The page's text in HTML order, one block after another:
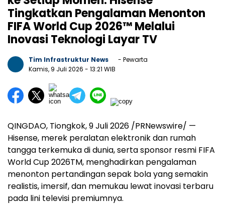
Tingkatkan Pengalaman Menonton
FIFA World Cup 2026™ Melalui
Inovasi Teknologi Layar TV
Tim Infrastruktur News
- Pewarta
Kamis, 9 Juli 2026 - 13:21 WIB
QINGDAO, Tiongkok, 9 Juli 2026 /PRNewswire/ —
Hisense, merek peralatan elektronik dan rumah
tangga terkemuka di dunia, serta sponsor resmi FIFA
World Cup 2026TM, menghadirkan pengalaman
menonton pertandingan sepak bola yang semakin
realistis, imersif, dan memukau lewat inovasi terbaru
pada lini televisi premiumnya.